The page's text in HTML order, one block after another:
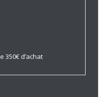
350€ d’achat